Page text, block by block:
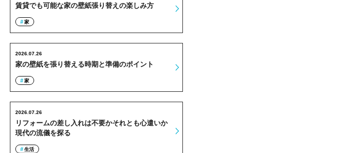
賃貸でも可能な家の壁紙張り替えの楽しみ方
家
家の壁紙を張り替える時期と準備のポイント
2026.07.26
家
リフォームの差し入れは不要かそれとも心遣いか
現代の流儀を探る
2026.07.26
生活